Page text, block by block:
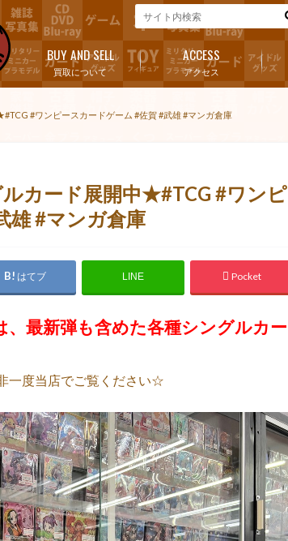
買取について
BUY AND SELL
アクセス
ACCESS
#ワンピースカードゲーム #佐賀 #武雄 #マンガ倉庫
カード展開中★#TCG #ワンピ
雄 #マンガ倉庫
はてブ LINE Pocket
最新弾も含めた各種シングルカー
一度当店でご覧ください☆